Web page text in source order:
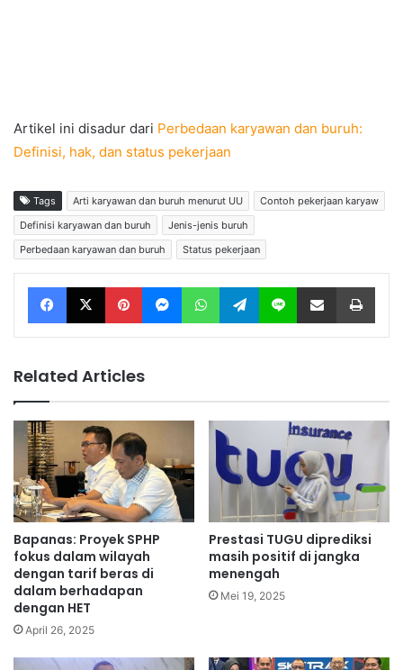
Artikel ini disadur dari Perbedaan karyawan dan buruh:
Definisi, hak, dan status pekerjaan
Tags Arti karyawan dan buruh menurut UU
Contoh pekerjaan karyaw
Definisi karyawan dan buruh
Jenis-jenis buruh
Perbedaan karyawan dan buruh
Status pekerjaan
Facebook X Pinterest Messenger WhatsApp Telegram Line Share via Email
Related Articles
Bapanas: Proyek SPHP
fokus dalam wilayah
dengan tarif beras di
dalam berhadapan
dengan HET
April 26, 2025
Prestasi TUGU diprediksi
masih positif di jangka
menengah
Mei 19, 2025